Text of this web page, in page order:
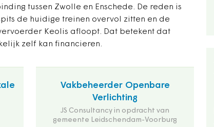
tussen Zwolle en Enschede. De reden is
de huidige treinen overvol zitten en de
Keolis afloopt. Dat betekent dat
zelf kan financieren.
Vakbeheerder Openbare
Verlichting
JS Consultancy in opdracht van
gemeente Leidschendam-Voorburg